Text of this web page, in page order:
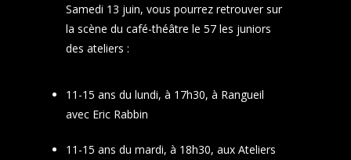
Samedi 13 juin, vous pourrez retrouver sur
la scène du café-théâtre le 57 les juniors
des ateliers :
11-15 ans du lundi, à 17h30, à Rangueil
avec Eric Rabbin
11-15 ans du mardi, à 18h30, aux Ateliers